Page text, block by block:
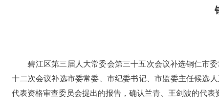
碧江区第三届人大常委会第三十五次会议补选铜仁市
十二次会议补选市委常委、市纪委书记、市监委主任候选
代表资格审查委员会提出的报告，确认兰青、王剑波的代表